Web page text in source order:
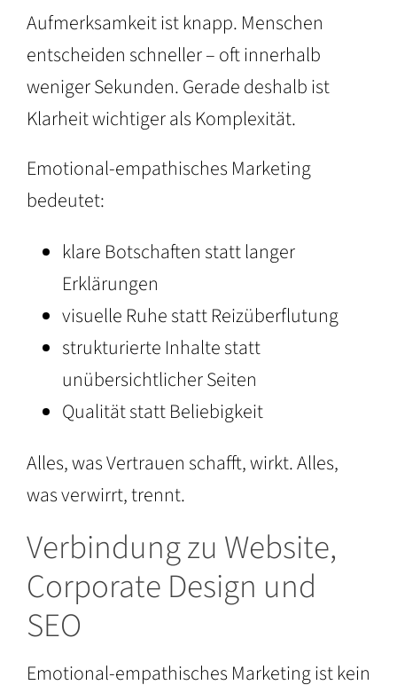
Aufmerksamkeit ist knapp. Menschen
entscheiden schneller – oft innerhalb
weniger Sekunden. Gerade deshalb ist
Klarheit wichtiger als Komplexität.
Emotional-empathisches Marketing
bedeutet:
klare Botschaften statt langer
Erklärungen
visuelle Ruhe statt Reizüberflutung
strukturierte Inhalte statt
unübersichtlicher Seiten
Qualität statt Beliebigkeit
Alles, was Vertrauen schafft, wirkt. Alles,
was verwirrt, trennt.
Verbindung zu Website,
Corporate Design und
SEO
Emotional-empathisches Marketing ist kein